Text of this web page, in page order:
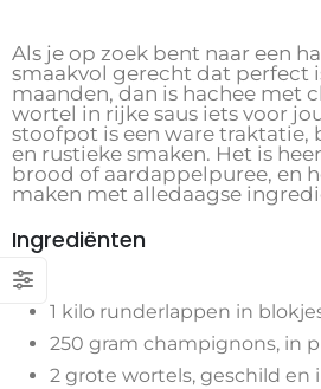
Als je op zoek bent naar een
smaakvol gerecht dat perfect
maanden, dan is hachee met
wortel in rijke saus iets voor
stoofpot is een ware
en rustieke smaken. Het is
brood of aardappelpuree, en
maken met alledaagse
Ingrediënten
1 kilo runderlappen in
250 gram champignons, in
2 grote wortels, geschild en